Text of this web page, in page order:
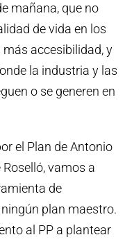
mañana, que no
de vida en los
accesibilidad, y
la industria y las
o se generen en
el Plan de Antonio
vamos a
de
plan maestro.
al PP a plantear